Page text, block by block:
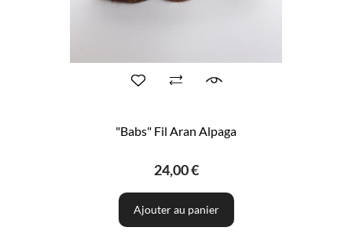
"Babs" Fil Aran Alpaga
24,00 €
Ajouter au panier